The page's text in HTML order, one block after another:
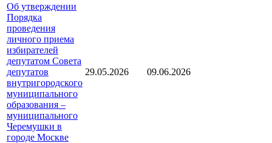
Об утверждении
Порядка
проведения
личного приема
избирателей
депутатом Совета
депутатов
внутригородского
муниципального
образования –
муниципального
Черемушки в
городе Москве
29.05.2026 09.06.2026